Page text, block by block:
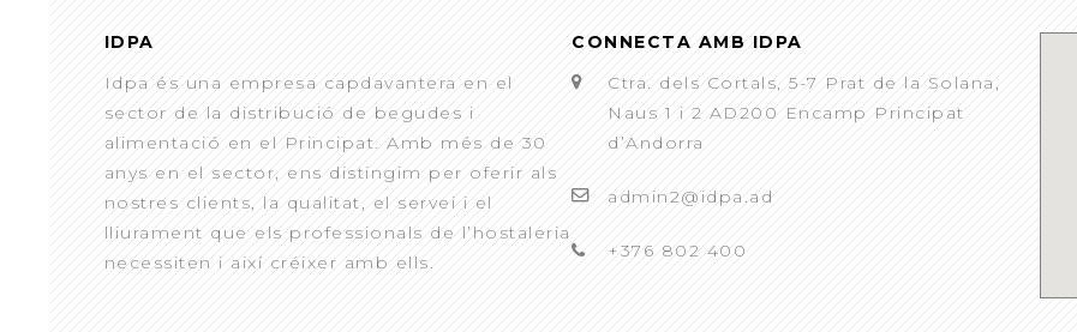
IDPA
Idpa és una empresa capdavantera en el
sector de la distribució de begudes i
alimentació en el Principat. Amb més de 30
anys en el sector, ens distingim per oferir als
nostres clients, la qualitat, el servei i el
lliurament que els professionals de l’hostaleria
necessiten i així créixer amb ells.
CONNECTA AMB IDPA
Ctra. dels Cortals, 5-7 Prat de la Solana,
Naus 1 i 2 AD200 Encamp Principat
d’Andorra
admin2@idpa.ad
+376 802 400